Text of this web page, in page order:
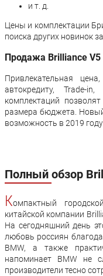
и т. д.
Цены и комплектации
поиска других новинок
Продажа Brilliance V5
Привлекательная
автокредиту, Trade-
комплектаций
размера бюджета.
возможность в 2019
Полный обзор
Компактный
китайской компании
На сегодняшний день
любовь россиян
BMW, а также
напоминает BMW не
производители тесно